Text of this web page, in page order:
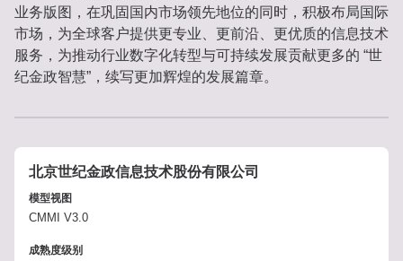
业务版图，在巩固国内市场领先地位的同时，积极布局国际
市场，为全球客户提供更专业、更前沿、更优质的信息技术
服务，为推动行业数字化转型与可持续发展贡献更多的 “世
纪金政智慧”，续写更加辉煌的发展篇章。
北京世纪金政信息技术股份有限公司
模型视图
CMMI V3.0
成熟度级别